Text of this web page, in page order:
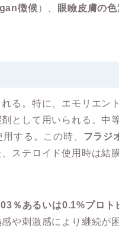
徴候）、 眼瞼皮膚の
る。特に、エモリエン
として用いられる。中
する。この時、 フラジ
ステロイド使用時は結
％あるいは0.1%プロト
や刺激感により継続が